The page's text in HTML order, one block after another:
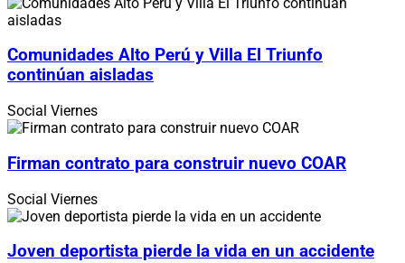
Comunidades Alto Perú y Villa El Triunfo
continúan aisladas
Social Viernes
Firman contrato para construir nuevo COAR
Social Viernes
Joven deportista pierde la vida en un accidente